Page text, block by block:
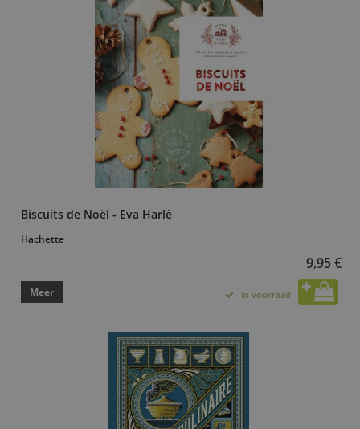
Biscuits de Noël - Eva Harlé
Hachette
9,95 €
Meer In voorraad